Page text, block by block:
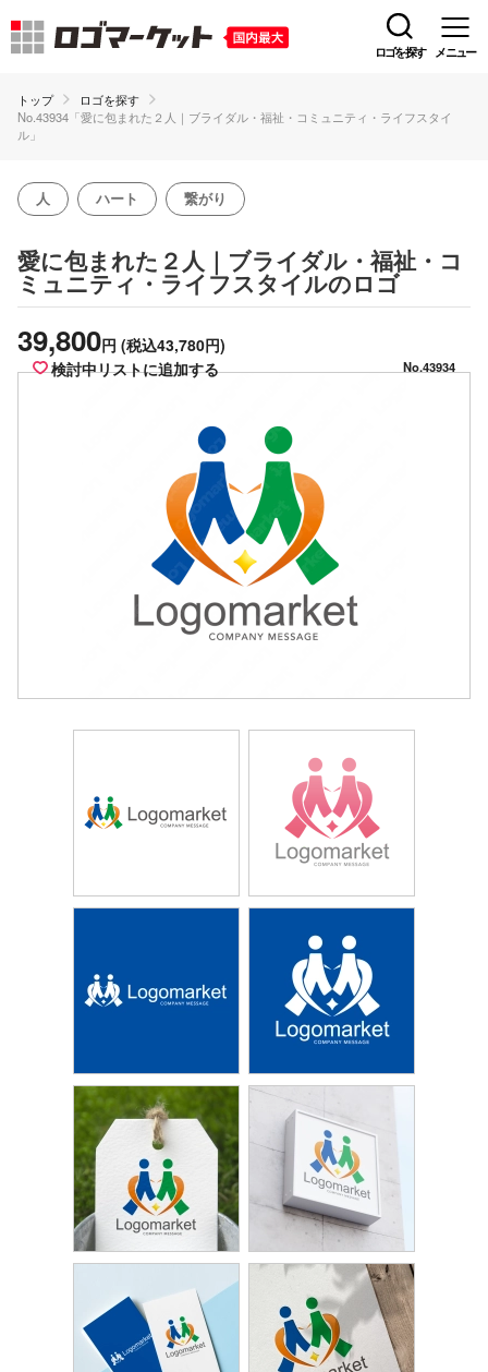
ロゴを探す メニュー
トップ
ロゴを探す
No.43934「愛に包まれた２人｜ブライダル・福祉・コミュニティ・ライフスタイ
ル」
人 ハート 繋がり
愛に包まれた２人｜ブライダル・福祉・コ
ミュニティ・ライフスタイルのロゴ
39,800円 (税込43,780円)
検討中リストに追加する
No.43934